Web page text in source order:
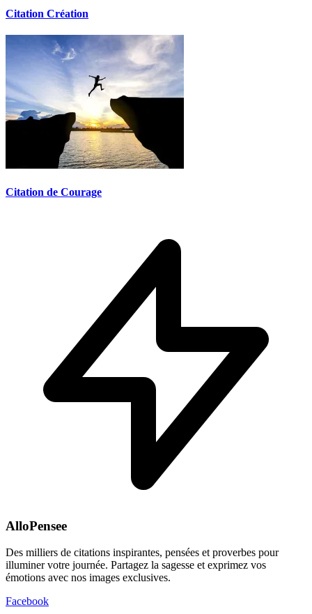
Citation Création
Citation de Courage
AlloPensee
Des milliers de citations inspirantes, pensées et proverbes pour
illuminer votre journée. Partagez la sagesse et exprimez vos
émotions avec nos images exclusives.
Facebook